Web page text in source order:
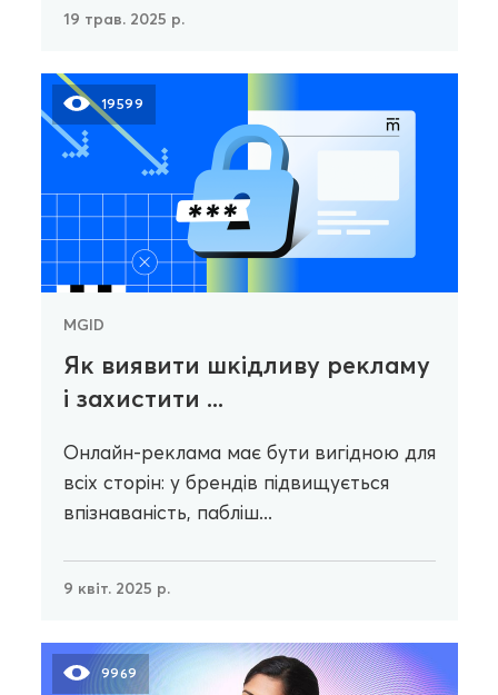
19 трав. 2025 р.
19599
MGID
Як виявити шкідливу рекламу
і захистити ...
Онлайн-реклама має бути вигідною для
всіх сторін: у брендів підвищується
впізнаваність, пабліш...
9 квіт. 2025 р.
9969